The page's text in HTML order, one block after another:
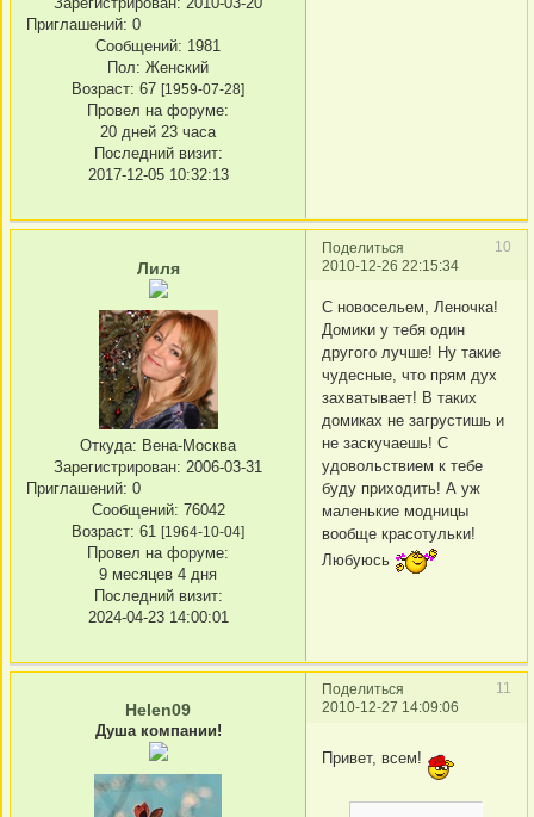
Приглашений: 0
Сообщений: 1981
Пол: Женский
Возраст: 67 [1959-07-28]
Провел на форуме:
20 дней 23 часа
Последний визит:
2017-12-05 10:32:13
Поделиться
10
2010-12-26 22:15:34
Лиля
Откуда: Вена-Москва
Зарегистрирован: 2006-03-31
Приглашений: 0
Сообщений: 76042
Возраст: 61 [1964-10-04]
Провел на форуме:
9 месяцев 4 дня
Последний визит:
2024-04-23 14:00:01
С новосельем, Леночка!
Домики у тебя один
другого лучше! Ну такие
чудесные, что прям дух
захватывает! В таких
домиках не загрустишь и
не заскучаешь! С
удовольствием к тебе
буду приходить! А уж
маленькие модницы
вообще красотульки!
Любуюсь
Поделиться
11
2010-12-27 14:09:06
Helen09
Душа компании!
Привет, всем!